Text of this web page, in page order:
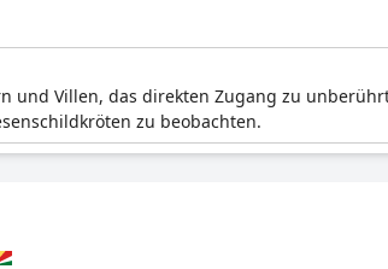
und Villen, das direkten Zugang zu
zu beobachten.